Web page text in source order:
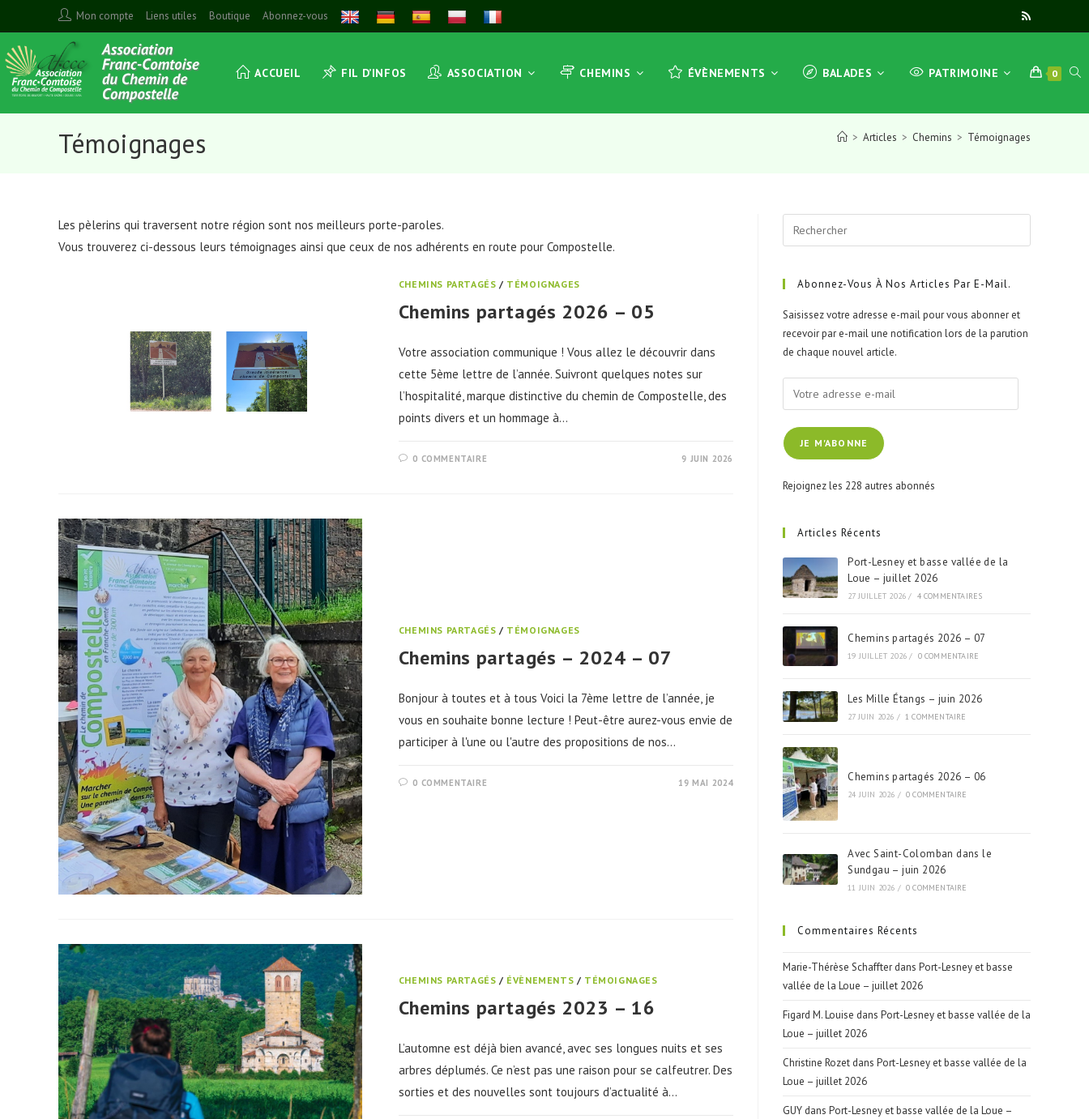
to
content
Mon compte Liens utiles Boutique Abonnez-vous
ACCUEIL FIL D’INFOS ASSOCIATION CHEMINS ÉVÈNEMENTS BALADES PATRIMOINE 0
Témoignages > Articles > Chemins > Témoignages
Les pèlerins qui traversent notre région sont nos meilleurs porte-paroles.
Vous trouverez ci-dessous leurs témoignages ainsi que ceux de nos adhérents en route pour Compostelle.
CHEMINS PARTAGÉS / TÉMOIGNAGES
Chemins partagés 2026 – 05
Votre association communique ! Vous allez le découvrir dans
cette 5ème lettre de l’année. Suivront quelques notes sur
l’hospitalité, marque distinctive du chemin de Compostelle, des
points divers et un hommage à…
0 COMMENTAIRE 9 JUIN 2026
CHEMINS PARTAGÉS / TÉMOIGNAGES
Chemins partagés – 2024 – 07
Bonjour à toutes et à tous Voici la 7ème lettre de l’année, je
vous en souhaite bonne lecture ! Peut-être aurez-vous envie de
participer à l'une ou l'autre des propositions de nos…
0 COMMENTAIRE 19 MAI 2024
CHEMINS PARTAGÉS / ÉVÈNEMENTS / TÉMOIGNAGES
Chemins partagés 2023 – 16
L’automne est déjà bien avancé, avec ses longues nuits et ses
arbres déplumés. Ce n’est pas une raison pour se calfeutrer. Des
sorties et des nouvelles sont toujours d’actualité à…
Escape
Abonnez-Vous À Nos Articles Par E-Mail.
Saisissez votre adresse e-mail pour vous abonner et
recevoir par e-mail une notification lors de la parution
de chaque nouvel article.
Votre
adresse
e-
mailJE M'ABONNE
Rejoignez les 228 autres abonnés
Articles Récents
Port-Lesney et basse vallée de la
Loue – juillet 2026
27 JUILLET 2026 / 4 COMMENTAIRES
Chemins partagés 2026 – 07
19 JUILLET 2026 / 0 COMMENTAIRE
Les Mille Étangs – juin 2026
27 JUIN 2026 / 1 COMMENTAIRE
Chemins partagés 2026 – 06
24 JUIN 2026 / 0 COMMENTAIRE
Avec Saint-Colomban dans le
Sundgau – juin 2026
11 JUIN 2026 / 0 COMMENTAIRE
Commentaires Récents
Marie-Thérèse Schaffter dans Port-Lesney et basse
vallée de la Loue – juillet 2026
Figard M. Louise dans Port-Lesney et basse vallée de la
Loue – juillet 2026
Christine Rozet dans Port-Lesney et basse vallée de la
Loue – juillet 2026
GUY dans Port-Lesney et basse vallée de la Loue –